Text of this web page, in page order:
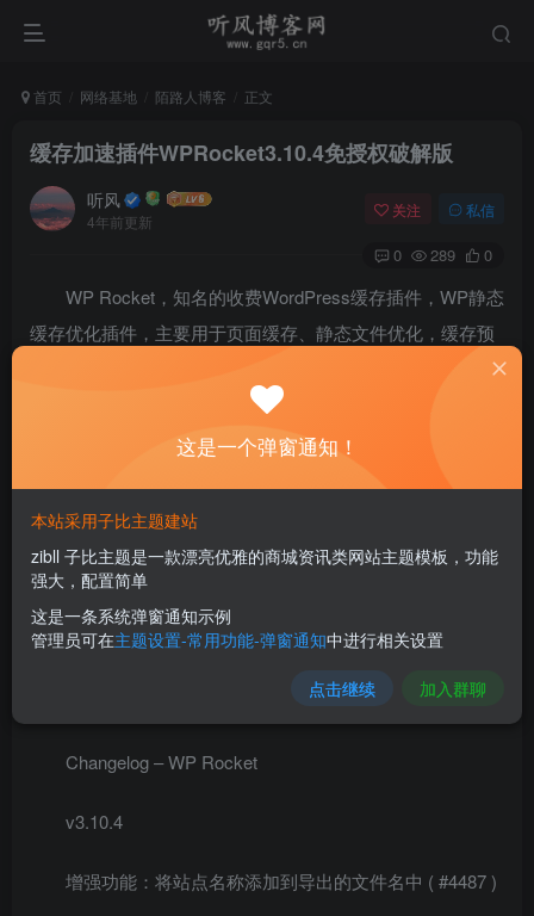
首页 网络基地 陌路人博客 正文
缓存加速插件WPRocket3.10.4免授权破解版
听风
4年前更新
关注 私信
0 289 0
WP Rocket，知名的收费WordPress缓存插件，WP静态
缓存优化插件，主要用于页面缓存、静态文件优化，缓存预
WPJAM Basi（水煮鱼招牌插件），WP Supre Cache（张戈
的纯代码版），如果你的服务器是小宽带，建议还是动静分
据WP-Rocket缓存插件官方测试，号称性能最高效
WordPress动态缓存插件，通过优化JS, CSS静态文件，延
迟加载图片、减少频繁加载达到优化速度目的，配置好插
件，能让你的WordPress站点速度明显提升。
Changelog – WP Rocket
v3.10.4
增强功能：将站点名称添加到导出的文件名中 ( #4487 )
这是一个弹窗通知！
本站采用子比主题建站
zibll 子比主题是一款漂亮优雅的商城资讯类网站主题模板，功能
强大，配置简单
这是一条系统弹窗通知示例
管理员可在主题设置-常用功能-弹窗通知中进行相关设置
点击继续 加入群聊